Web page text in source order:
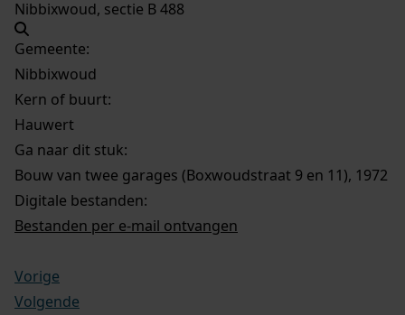
Nibbixwoud, sectie B 488
Gemeente:
Nibbixwoud
Kern of buurt:
Hauwert
Ga naar dit stuk:
Bouw van twee garages (Boxwoudstraat 9 en 11), 1972
Digitale bestanden:
Bestanden per e-mail ontvangen
Vorige
Volgende